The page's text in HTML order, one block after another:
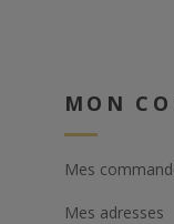
MON
Mes
Mes adresses